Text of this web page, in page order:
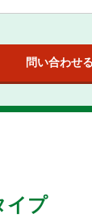
イプ